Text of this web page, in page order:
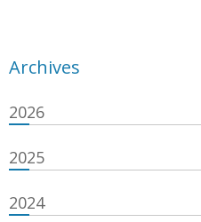
Archives
2026
2025
2024